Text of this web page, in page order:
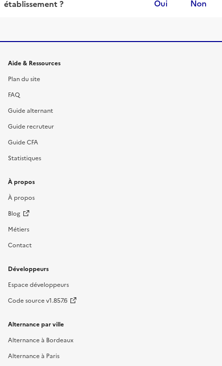
établissement? Oui Non
Informations et liens du site
Aide & Ressources
Plan du site
FAQ
Guide alternant
Guide recruteur
Guide CFA
Statistiques
À propos
À propos
Blog
Métiers
Contact
Développeurs
Espace développeurs
Code source v1.857.6
Alternance par ville
Alternance à Bordeaux
Alternance à Paris